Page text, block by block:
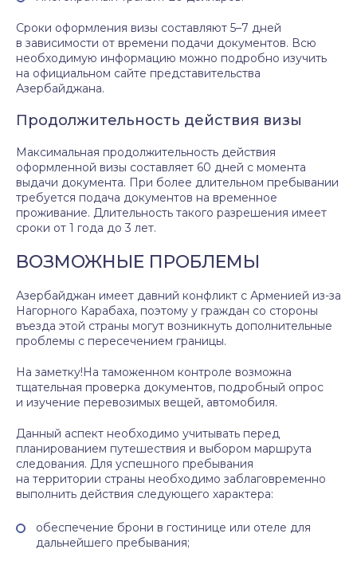
Сроки оформления визы составляют 5–7 дней
в зависимости от времени подачи документов. Всю
необходимую информацию можно подробно изучить
на официальном сайте представительства
Азербайджана.
Продолжительность действия визы
Максимальная продолжительность действия
оформленной визы составляет 60 дней с момента
выдачи документа. При более длительном пребывании
требуется подача документов на временное
проживание. Длительность такого разрешения имеет
сроки от 1 года до 3 лет.
ВОЗМОЖНЫЕ ПРОБЛЕМЫ
Азербайджан имеет давний конфликт с Арменией из-за
Нагорного Карабаха, поэтому у граждан со стороны
въезда этой страны могут возникнуть дополнительные
проблемы с пересечением границы.
На заметку!На таможенном контроле возможна
тщательная проверка документов, подробный опрос
и изучение перевозимых вещей, автомобиля.
Данный аспект необходимо учитывать перед
планированием путешествия и выбором маршрута
следования. Для успешного пребывания
на территории страны необходимо заблаговременно
выполнить действия следующего характера:
обеспечение брони в гостинице или отеле для
дальнейшего пребывания;